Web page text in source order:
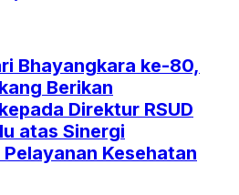
Bhayangkara ke-80,
Berikan
Direktur RSUD
atas Sinergi
Kesehatan